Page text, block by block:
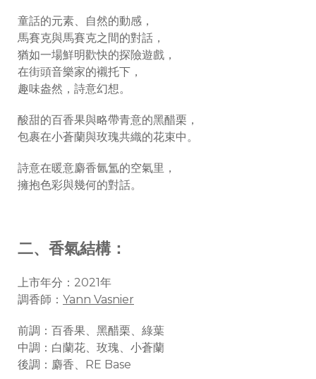
童話的元素、自然的動感，
馬賽克與馬賽克之間的對話，
猶如一場鮮明歡快的探險遊戲，
在街頭音樂家的襯托下，
趣味盎然，詩意幻想。
酸甜的百香果與略帶青意的黑醋栗，
包裹在小蒼蘭與玫瑰共織的花束中。
詩意在暖意麝香氤氲的空氣里，
擁抱色彩與幾何的對話。
二、香氣結構：
上市年分：2021年
調香師： Yann Vasnier
前調：百香果、黑醋栗、綠葉
中調：白蘭花、玫瑰、小蒼蘭
後調：麝香、RE Base